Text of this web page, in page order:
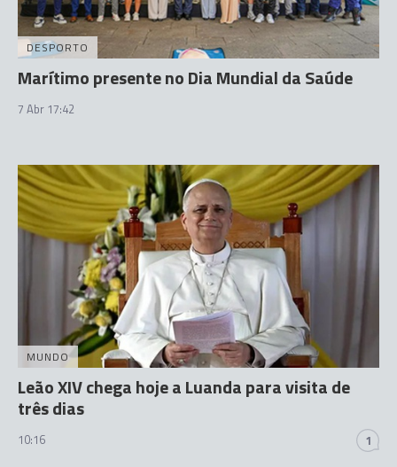
DESPORTO
Marítimo presente no Dia Mundial da Saúde
7 Abr 17:42
MUNDO
Leão XIV chega hoje a Luanda para visita de
três dias
10:16 1